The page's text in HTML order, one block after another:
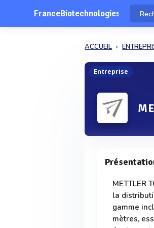
FranceBiotechnologies
ACCUEIL
Entreprise
METTLER
la
gamme
mètres,